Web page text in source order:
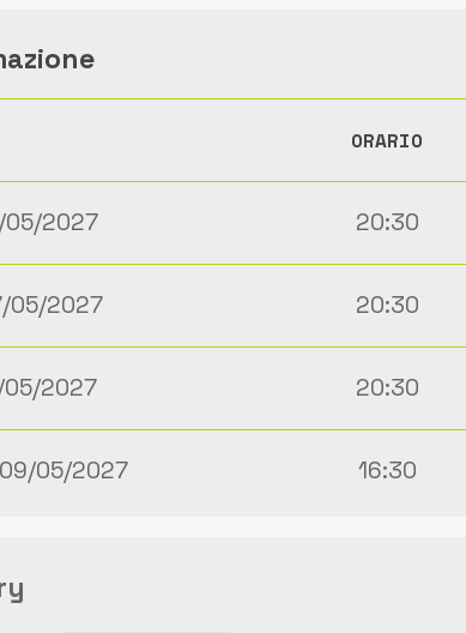
ORARIO
05/2027 20:30
05/2027 20:30
2027 20:30
05/2027 16:30